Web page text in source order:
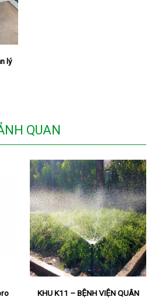
lý
QUAN
KHU K11 – BỆNH VIỆN QUÂN